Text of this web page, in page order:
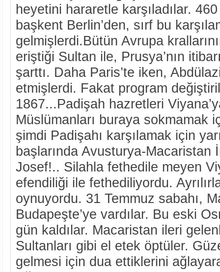
heyetini hararetle karşıladılar.
başkent Berlin’den, sırf bu
gelmişlerdi.Bütün Avrupa
eriştiği Sultan ile, Prusya’nın
şarttı. Daha Paris’te iken,
etmişlerdi. Fakat program
1867...Padişah hazretleri
Müslümanları buraya sokmamak
şimdi Padişahı karşılamak için
başlarında Avusturya-Macaristan
Josef!.. Silahla fethedile meyen
efendiliği ile fethediliyordu.
oynuyordu. 31 Temmuz sabahı,
Budapeşte’ye vardılar. Bu eski
gün kaldılar. Macaristan ileri
Sultanları gibi el etek öptüler.
gelmesi için dua ettiklerini